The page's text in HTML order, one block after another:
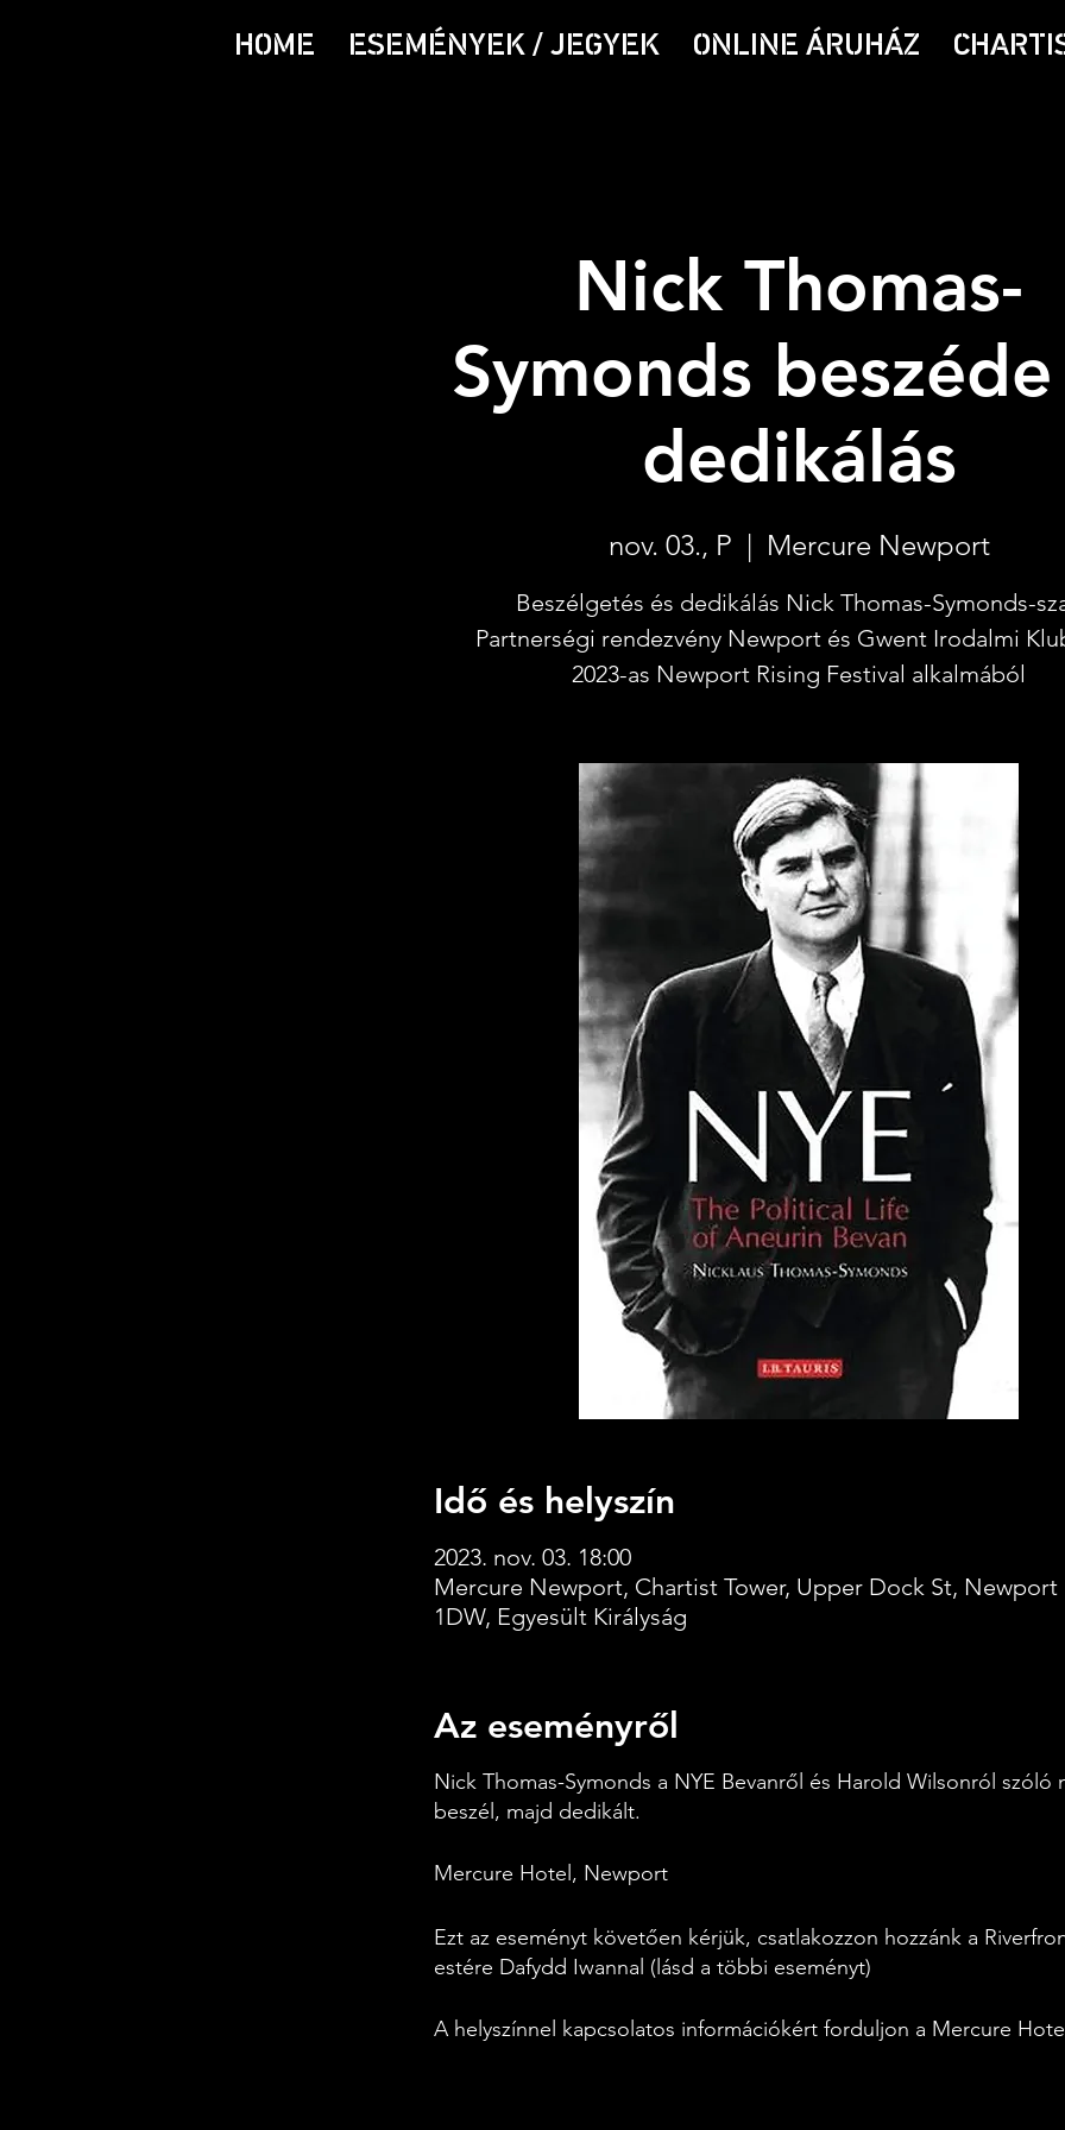
HOME ESEMÉNYEK / JEGYEK ONLINE ÁRUHÁZ
Nick Thomas-
Symonds
dedikálás
nov. 03., P
  |
Mercure Newport
Beszélgetés és dedikálás Nick Thomas-Symonds-
Partnerségi rendezvény Newport és Gwent Irodalmi
2023-as Newport Rising Festival alkalmából
Idő és helyszín
2023. nov. 03. 18:00
Mercure Newport, Chartist Tower, Upper Dock St, Newport
1DW, Egyesült Királyság
Az eseményről
Nick Thomas-Symonds a NYE Bevanről és Harold Wilsonról szóló
beszél, majd dedikált.
Mercure Hotel, Newport
Ezt az eseményt követően kérjük, csatlakozzon hozzánk a
estére Dafydd Iwannal (lásd a többi eseményt)
A helyszínnel kapcsolatos információkért forduljon a Mercure